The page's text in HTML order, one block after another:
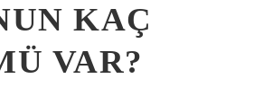
KAÇ
VAR?